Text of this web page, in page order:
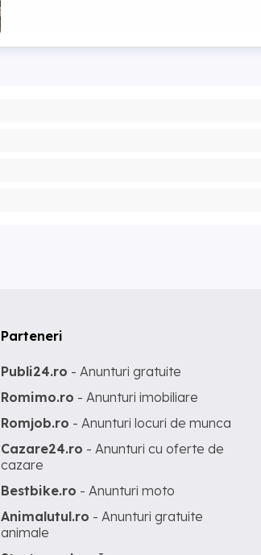
Parteneri
Publi24.ro - Anunturi gratuite
Romimo.ro - Anunturi imobiliare
Romjob.ro - Anunturi locuri de munca
Cazare24.ro - Anunturi cu oferte de
cazare
Bestbike.ro - Anunturi moto
Animalutul.ro - Anunturi gratuite
animale